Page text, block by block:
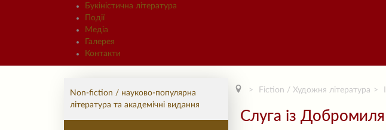
Букіністична література
Події
Медіа
Галерея
Контакти
Non-fiction / науково-популярна
література та академічні видання
Fiction / Художня література
Слуга із Добромиля